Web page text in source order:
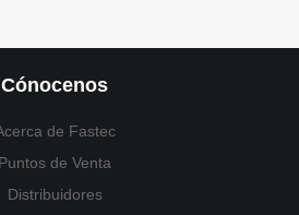
Cónocenos
de Fastec
Puntos de Venta
Distribuidores